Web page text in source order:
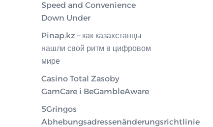
Speed and Convenience
Down Under
Pinap.kz – как казахстанцы
нашли свой ритм в цифровом
мире
Casino Total Zasoby
GamCare i BeGambleAware
5Gringos
Abhebungsadressenänderungsrichtlinie